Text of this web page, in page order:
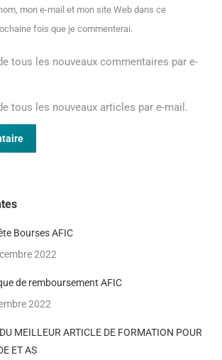
mon e-mail et mon site Web dans ce
fois que je commenterai.
tous les nouveaux commentaires par e-
tous les nouveaux articles par e-mail.
Bourses AFIC
2022
de remboursement AFIC
2022
MEILLEUR ARTICLE DE FORMATION POUR
ET AS